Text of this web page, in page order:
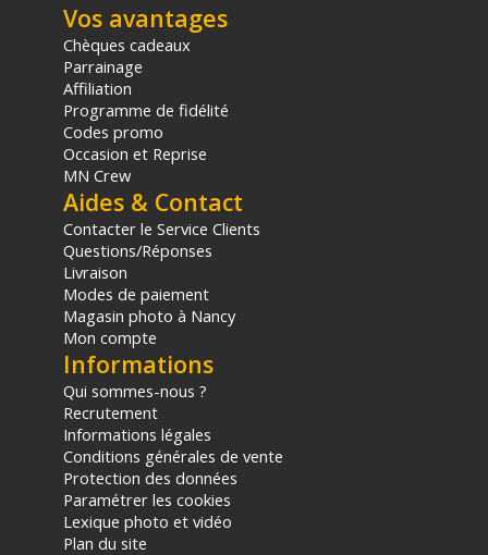
Vos avantages
Chèques cadeaux
Parrainage
Affiliation
Programme de fidélité
Codes promo
Occasion et Reprise
MN Crew
Aides & Contact
Contacter le Service Clients
Questions/Réponses
Livraison
Modes de paiement
Magasin photo à Nancy
Mon compte
Informations
Qui sommes-nous ?
Recrutement
Informations légales
Conditions générales de vente
Protection des données
Paramétrer les cookies
Lexique photo et vidéo
Plan du site